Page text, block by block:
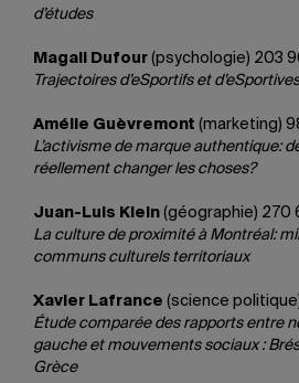
d’études
Magali Dufour (psychologie) 203
Trajectoires d’eSportifs et
Amélie Guèvremont (marketing)
L’activisme de marque authentique:
réellement changer les choses?
Juan-Luis Klein (géographie) 270
La culture de proximité à Montréal:
communs culturels territoriaux
Xavier Lafrance (science
Étude comparée des rapports entre
gauche et mouvements sociaux :
Grèce